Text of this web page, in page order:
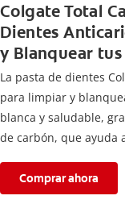
Colgate Total
Dientes
y Blanquear
La pasta de dientes
para limpiar y
blanca y saludable,
de carbón, que ayuda
Comprar ahora